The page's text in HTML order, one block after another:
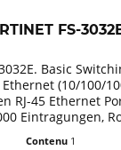
FS-
Basic
(10/100/
RJ-45 Ethernet
Eintragungen,
Contenu 1